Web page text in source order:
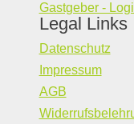
Gastgeber -
Legal Links
Datenschutz
Impressum
AGB